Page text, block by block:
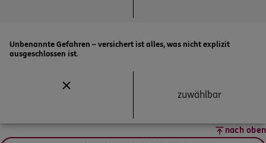
Unbenannte Gefahren – versichert ist alles, was nicht explizit
ausgeschlossen ist.
zuwählbar
nach oben